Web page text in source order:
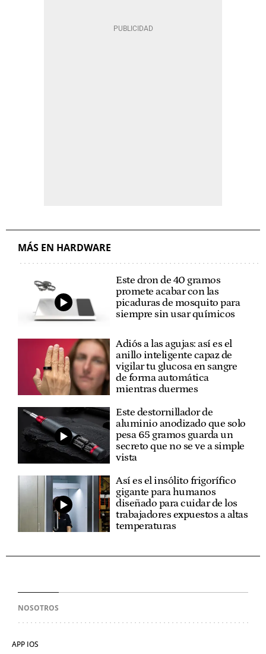
MÁS EN HARDWARE
Este dron de 40 gramos
promete acabar con las
picaduras de mosquito para
siempre sin usar químicos
Adiós a las agujas: así es el
anillo inteligente capaz de
vigilar tu glucosa en sangre
de forma automática
mientras duermes
Este destornillador de
aluminio anodizado que solo
pesa 65 gramos guarda un
secreto que no se ve a simple
vista
Así es el insólito frigorífico
gigante para humanos
diseñado para cuidar de los
trabajadores expuestos a altas
temperaturas
NOSOTROS
APP IOS